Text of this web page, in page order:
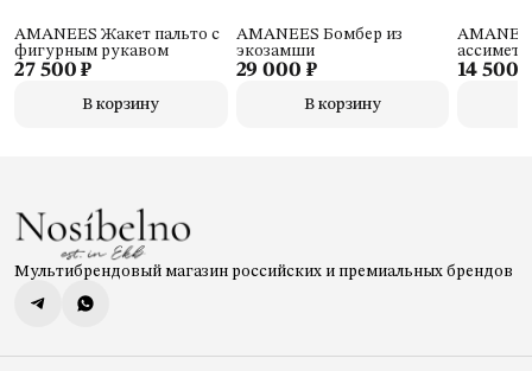
27 500 ₽
AMANEES Жакет пальто с
фигурным рукавом
В корзину
29 000 ₽
AMANEES Бомбер из
экозамши
В корзину
14 500
Мультибрендовый магазин российских и премиальных брендов